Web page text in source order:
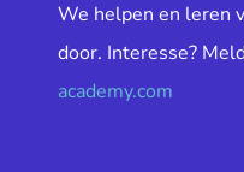
We helpen en leren
door. Interesse?
academy.com